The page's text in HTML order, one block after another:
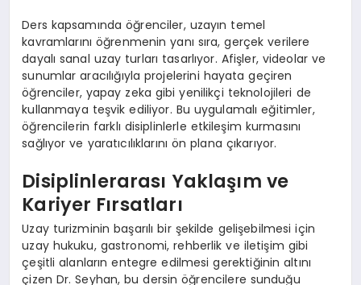
Ders kapsamında öğrenciler, uzayın temel
kavramlarını öğrenmenin yanı sıra, gerçek verilere
dayalı sanal uzay turları tasarlıyor. Afişler, videolar ve
sunumlar aracılığıyla projelerini hayata geçiren
öğrenciler, yapay zeka gibi yenilikçi teknolojileri de
kullanmaya teşvik ediliyor. Bu uygulamalı eğitimler,
öğrencilerin farklı disiplinlerle etkileşim kurmasını
sağlıyor ve yaratıcılıklarını ön plana çıkarıyor.
Disiplinlerarası Yaklaşım ve
Kariyer Fırsatları
Uzay turizminin başarılı bir şekilde gelişebilmesi için
uzay hukuku, gastronomi, rehberlik ve iletişim gibi
çeşitli alanların entegre edilmesi gerektiğinin altını
çizen Dr. Seyhan, bu dersin öğrencilere sunduğu